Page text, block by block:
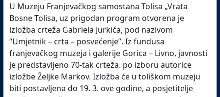
U Muzeju Franjevačkog samostana Tolisa „Vrata
Bosne Tolisa, uz prigodan program otvorena je
izložba crteža Gabriela Jurkića, pod nazivom
“Umjetnik – crta – posvećenje”. Iz fundusa
franjevačkog muzeja i galerije Gorica – Livno, javnosti
je predstavljeno 70-tak crteža. po izboru autorice
izložbe Željke Markov.Izložba će u toliškom muzeju
biti postavljena do 19. 3. ove godine, a posjetitelje